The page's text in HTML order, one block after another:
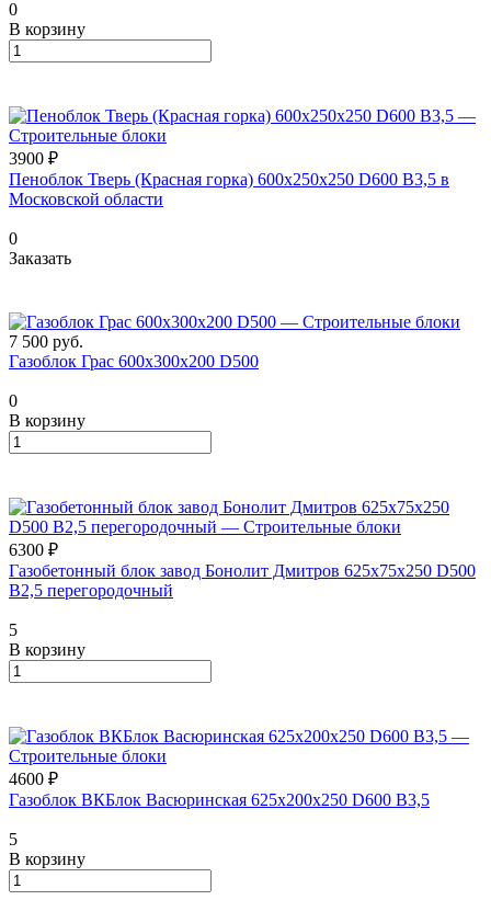
0
В корзину
3900 ₽
Пеноблок Тверь (Красная горка) 600х250х250 D600 В3,5 в
Московской области
0
Заказать
7 500 руб.
Газоблок Грас 600х300х200 D500
0
В корзину
6300 ₽
Газобетонный блок завод Бонолит Дмитров 625х75х250 D500
В2,5 перегородочный
5
В корзину
4600 ₽
Газоблок ВКБлок Васюринская 625х200х250 D600 B3,5
5
В корзину